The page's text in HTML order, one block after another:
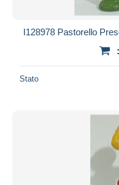
I128978 Pastorello
Stato